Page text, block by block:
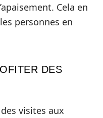
Cela en
personnes en
DES
visites aux